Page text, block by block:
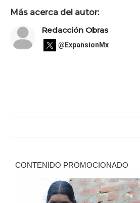
Más acerca del autor:
Redacción Obras
@ExpansionMx